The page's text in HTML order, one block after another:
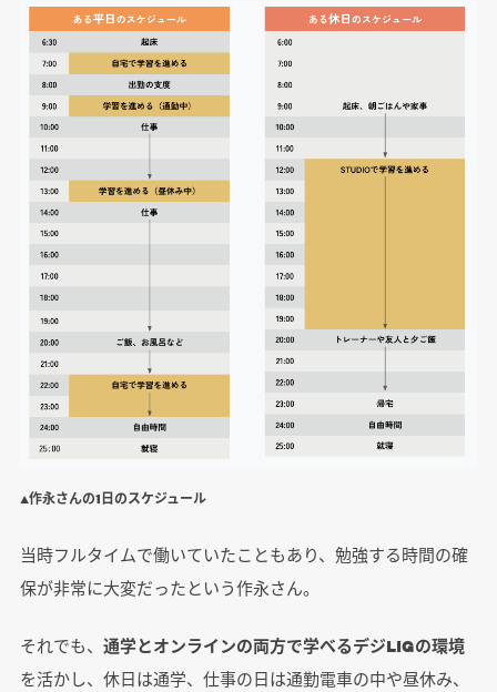
▲作永さんの1日のスケジュール
当時フルタイムで働いていたこともあり、勉強する時間の確
保が非常に大変だったという作永さん。
それでも、 通学とオンラインの両方で学べるデジLIGの環境
を活かし、休日は通学、仕事の日は通勤電車の中や昼休み、